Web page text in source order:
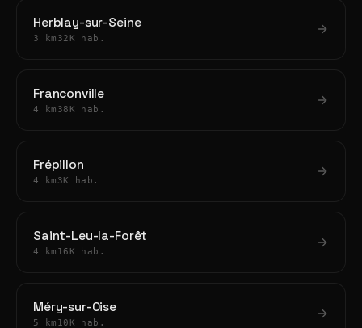
Herblay-sur-Seine
3 km 32K hab.
Franconville
4 km 38K hab.
Frépillon
4 km 3K hab.
Saint-Leu-la-Forêt
4 km 16K hab.
Méry-sur-Oise
5 km 10K hab.